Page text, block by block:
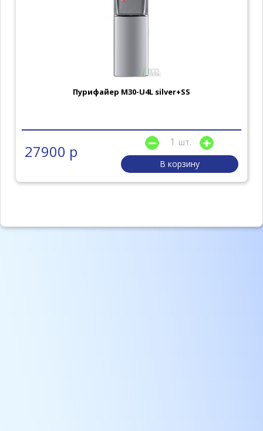
Пурифайер M30-U4L silver+SS
27900 р
шт.
В корзину